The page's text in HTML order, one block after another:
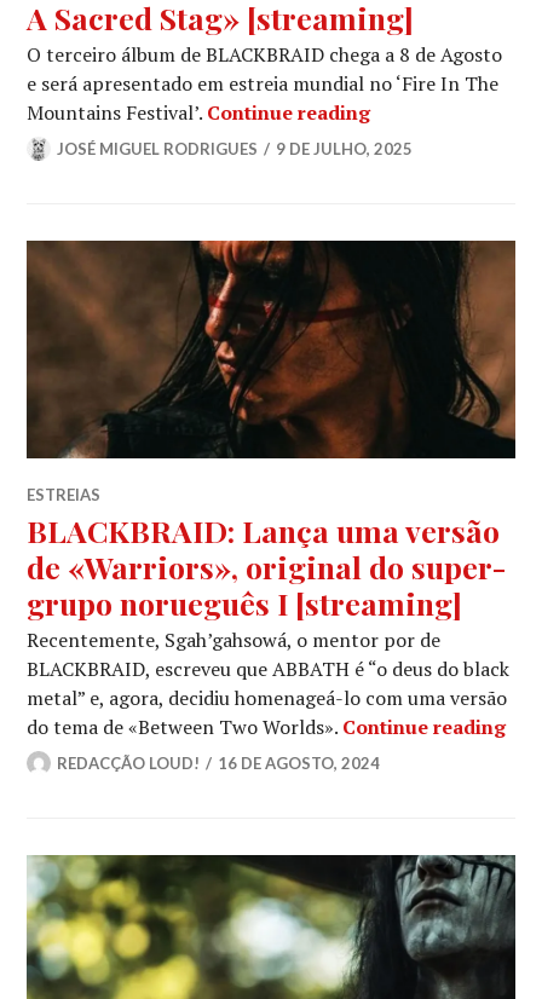
A Sacred Stag» [streaming]
O terceiro álbum de BLACKBRAID chega a 8 de Agosto
e será apresentado em estreia mundial no ‘Fire In The
Mountains Festival’. Continue readingBLACKBRAID
JOSÉ MIGUEL RODRIGUES 9 DE JULHO, 2025
ESTREIAS
BLACKBRAID: Lança uma versão
de «Warriors», original do super-
grupo norueguês I [streaming]
Recentemente, Sgah’gahsowá, o mentor por de
BLACKBRAID, escreveu que ABBATH é “o deus do black
metal” e, agora, decidiu homenageá-lo com uma versão
do tema de «Between Two Worlds». Continue reading
REDACÇÃO LOUD! 16 DE AGOSTO, 2024